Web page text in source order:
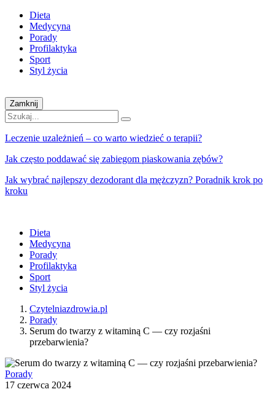
Dieta
Medycyna
Porady
Profilaktyka
Sport
Styl życia
Zamknij
Leczenie uzależnień – co warto wiedzieć o terapii?
Jak często poddawać się zabiegom piaskowania zębów?
Jak wybrać najlepszy dezodorant dla mężczyzn? Poradnik krok po
kroku
Dieta
Medycyna
Porady
Profilaktyka
Sport
Styl życia
Czytelniazdrowia.pl
Porady
Serum do twarzy z witaminą C — czy rozjaśni
przebarwienia?
Porady
17 czerwca 2024